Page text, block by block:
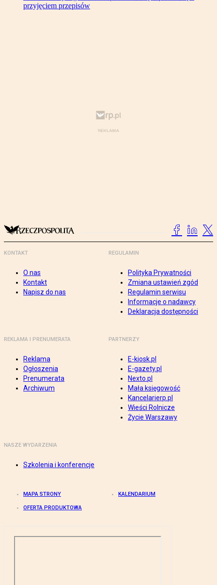
przyjęciem przepisów
KONTAKT
O nas
Kontakt
Napisz do nas
REGULAMIN
Polityka Prywatności
Zmiana ustawień zgód
Regulamin serwisu
Informacje o nadawcy
Deklaracja dostępności
REKLAMA I PRENUMERATA
Reklama
Ogłoszenia
Prenumerata
Archiwum
PARTNERZY
E-kiosk.pl
E-gazety.pl
Nexto.pl
Mała księgowość
Kancelarierp.pl
Wieści Rolnicze
Życie Warszawy
NASZE WYDARZENIA
Szkolenia i konferencje
MAPA STRONY KALENDARIUM
OFERTA PRODUKTOWA